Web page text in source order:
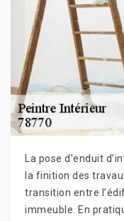
La pose d’enduit
la finition des
transition entre
immeuble. En